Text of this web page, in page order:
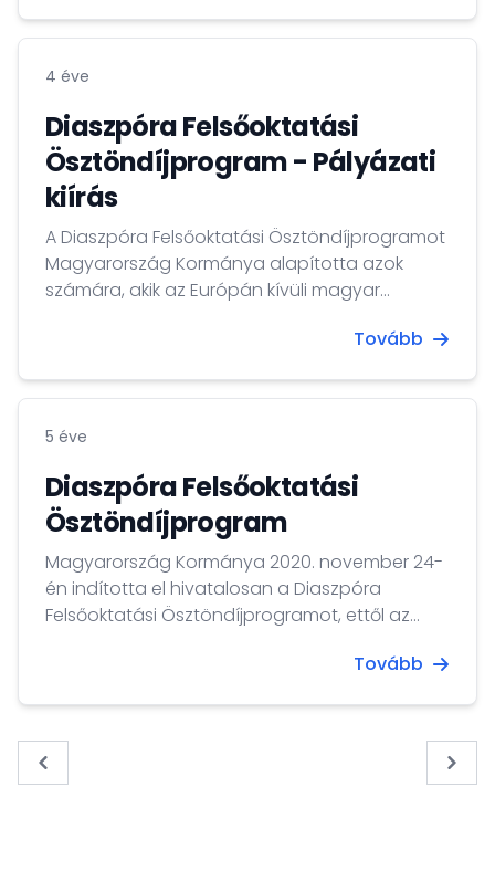
15., így most van itt az ideje a képzési kínálat
tanulmányozásának és a jelentkezés
benyújtásának.
4 éve
Diaszpóra Felsőoktatási
Ösztöndíjprogram - Pályázati
kiírás
A Diaszpóra Felsőoktatási Ösztöndíjprogramot
Magyarország Kormánya alapította azok
számára, akik az Európán kívüli magyar
felsőoktatási intézményben kívánnak
hogy erősítsék személyes, szakmai, valamint
Jelentkezési határidő: 2025. január 31.
Tovább
5 éve
Diaszpóra Felsőoktatási
Ösztöndíjprogram
Magyarország Kormánya 2020. november 24-
én indította el hivatalosan a Diaszpóra
Felsőoktatási Ösztöndíjprogramot, ettől az
tanévre. A pályázatok benyújtási határideje
Tovább
« Previous Next